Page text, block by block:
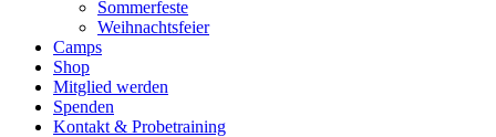
Sommerfeste
Weihnachtsfeier
Camps
Shop
Mitglied werden
Spenden
Kontakt & Probetraining